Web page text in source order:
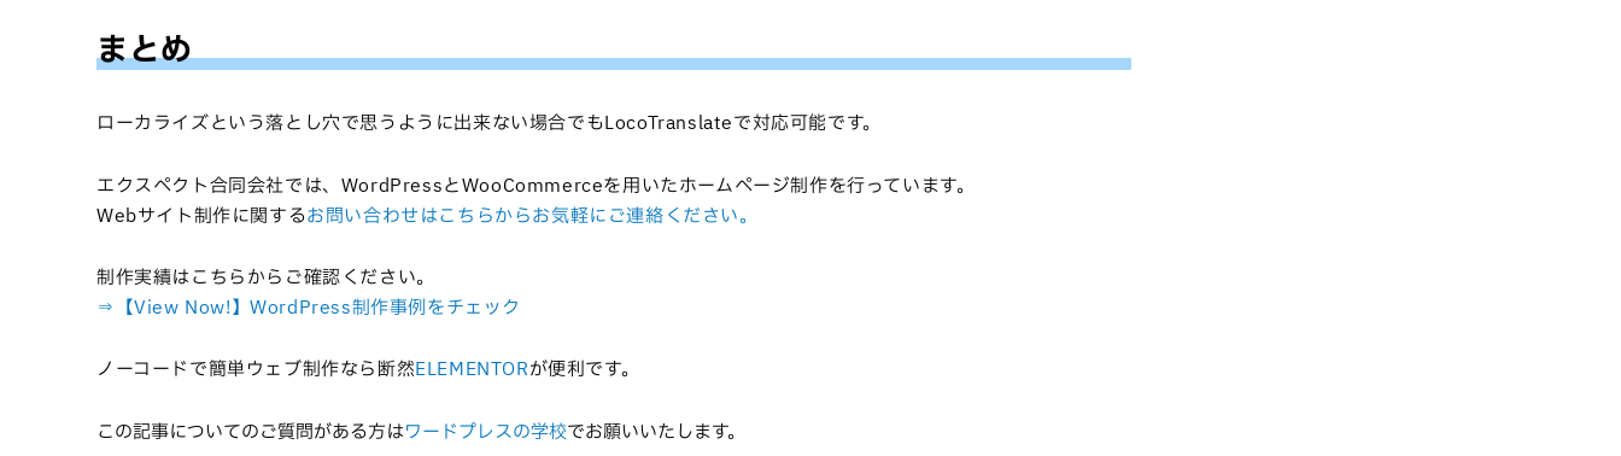
まとめ
ローカライズという落とし穴で思うように出来ない場合でもLocoTranslateで対応可能です。
エクスペクト合同会社では、WordPressとWooCommerceを用いたホームページ制作を行っています。
Webサイト制作に関するお問い合わせはこちらからお気軽にご連絡ください。
制作実績はこちらからご確認ください。
⇒【View Now!】WordPress制作事例をチェック
ノーコードで簡単ウェブ制作なら断然ELEMENTORが便利です。
この記事についてのご質問がある方はワードプレスの学校でお願いいたします。